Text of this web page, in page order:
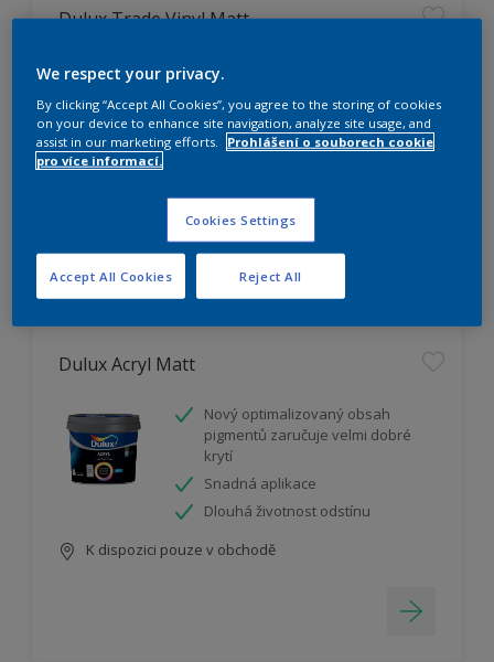
Dulux Trade Vinyl Matt
Omyvatelný
Vysoká otěruodolnost
Extrémní vydatnost
Dulux Acryl Matt
Nový optimalizovaný obsah
pigmentů zaručuje velmi dobré
krytí
Snadná aplikace
Dlouhá životnost odstínu
K dispozici pouze v obchodě
We respect your privacy.
By clicking “Accept All Cookies”, you agree to the storing of cookies
on your device to enhance site navigation, analyze site usage, and
assist in our marketing efforts.
Prohlášení o souborech cookie
pro více informací.
Cookies Settings
Reject All
Accept All Cookies